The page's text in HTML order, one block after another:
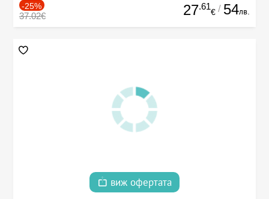
-25%
37.02€ 27.61
€ / 54лв.
виж офертата